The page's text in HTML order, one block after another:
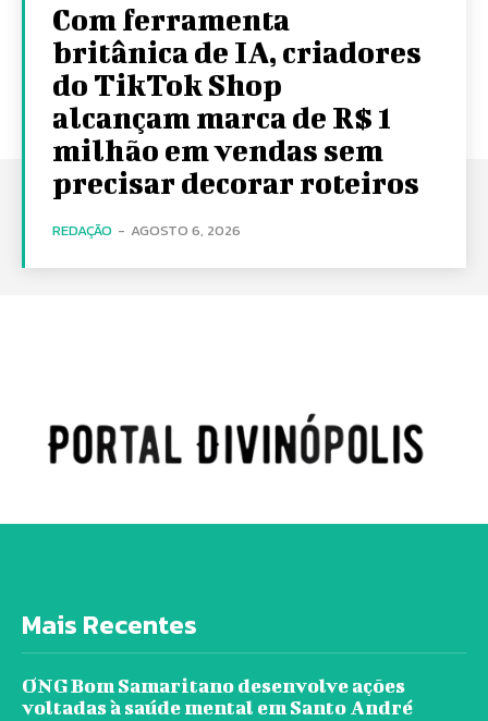
Com ferramenta
britânica de IA, criadores
do TikTok Shop
alcançam marca de R$ 1
milhão em vendas sem
precisar decorar roteiros
REDAÇÃO - AGOSTO 6, 2026
Mais Recentes
ONG Bom Samaritano desenvolve ações
voltadas à saúde mental em Santo André